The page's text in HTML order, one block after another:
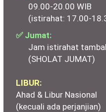
09.00-20.00 WIB
(istirahat: 17.00-
✅ Jumat:
Jam istirahat
(SHOLAT JUMAT)
LIBUR:
Ahad & Libur Nasional
(kecuali ada perjanjian)